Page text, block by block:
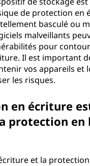
de protection en
basculé ou
malveillants
pour
Il est important
vos appareils et
les risques.
en écriture
protection en
et la